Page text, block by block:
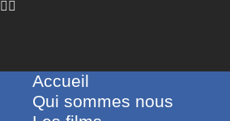
Accueil
Qui sommes nous